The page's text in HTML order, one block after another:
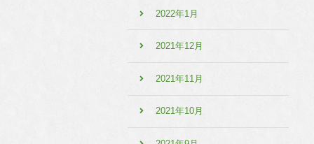
2022年1月
2021年12月
2021年11月
2021年10月